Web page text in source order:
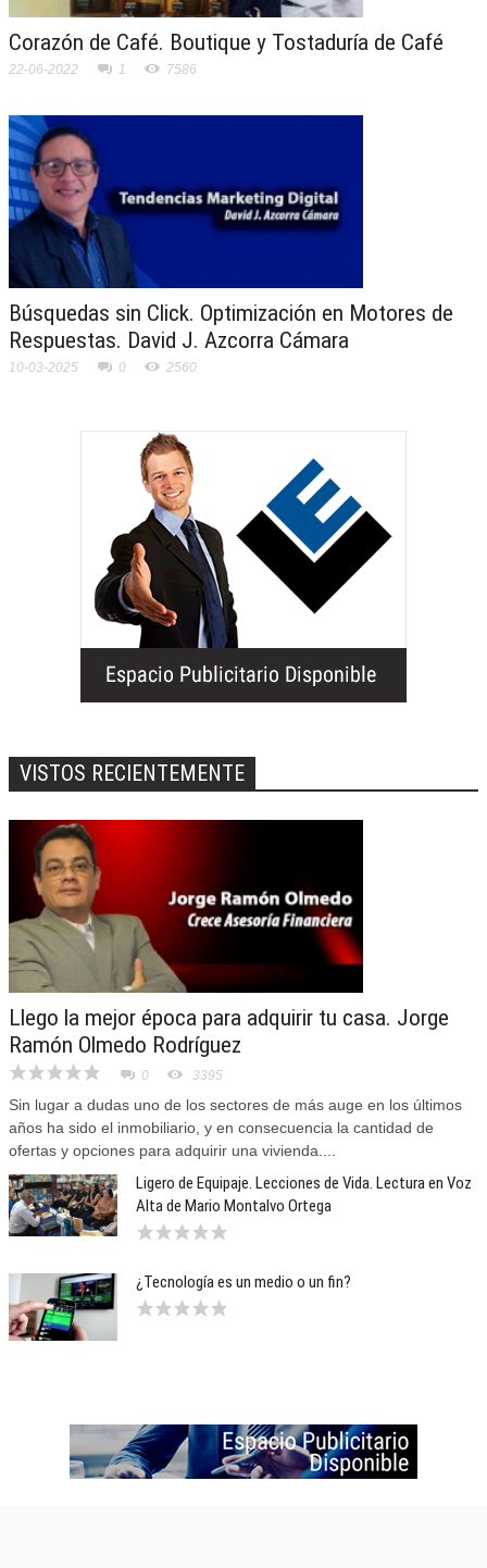
Corazón de Café. Boutique y Tostaduría de Café
22-06-2022 1 7586
Búsquedas sin Click. Optimización en Motores de
Respuestas. David J. Azcorra Cámara
10-03-2025 0 2560
VISTOS RECIENTEMENTE
Llego la mejor época para adquirir tu casa. Jorge
Ramón Olmedo Rodríguez
0 3395
Sin lugar a dudas uno de los sectores de más auge en los últimos
años ha sido el inmobiliario, y en consecuencia la cantidad de
ofertas y opciones para adquirir una vivienda....
Ligero de Equipaje. Lecciones de Vida. Lectura en Voz
Alta de Mario Montalvo Ortega
¿Tecnología es un medio o un fin?